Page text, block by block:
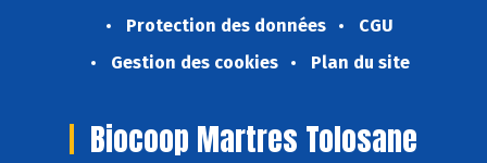
Protection des données
CGU
Gestion des cookies
Plan du site
Biocoop Martres Tolosane